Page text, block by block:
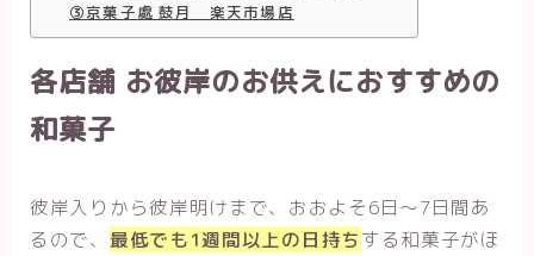
③京菓子處 鼓月 楽天市場店
各店舗 お彼岸のお供えにおすすめの
和菓子
彼岸入りから彼岸明けまで、おおよそ6日～7日間あ
るので、 最低でも1週間以上の日持ちする和菓子がほ